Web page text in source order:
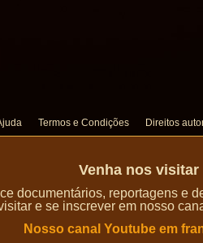
Termos e Condições Direitos
Venha nos
documentários, reportagens e
e se inscrever em nosso
Nosso canal Youtube em